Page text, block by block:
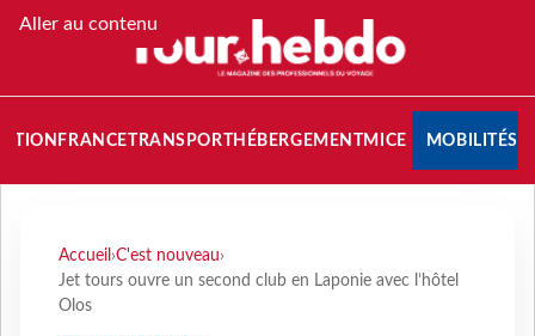
Aller au contenu
FRANCETRANSPORT HÉBERGEMENTMICE MOBILITÉS
Accueil ›C'est nouveau›
Jet tours ouvre un second club en Laponie avec l’hôtel
Olos